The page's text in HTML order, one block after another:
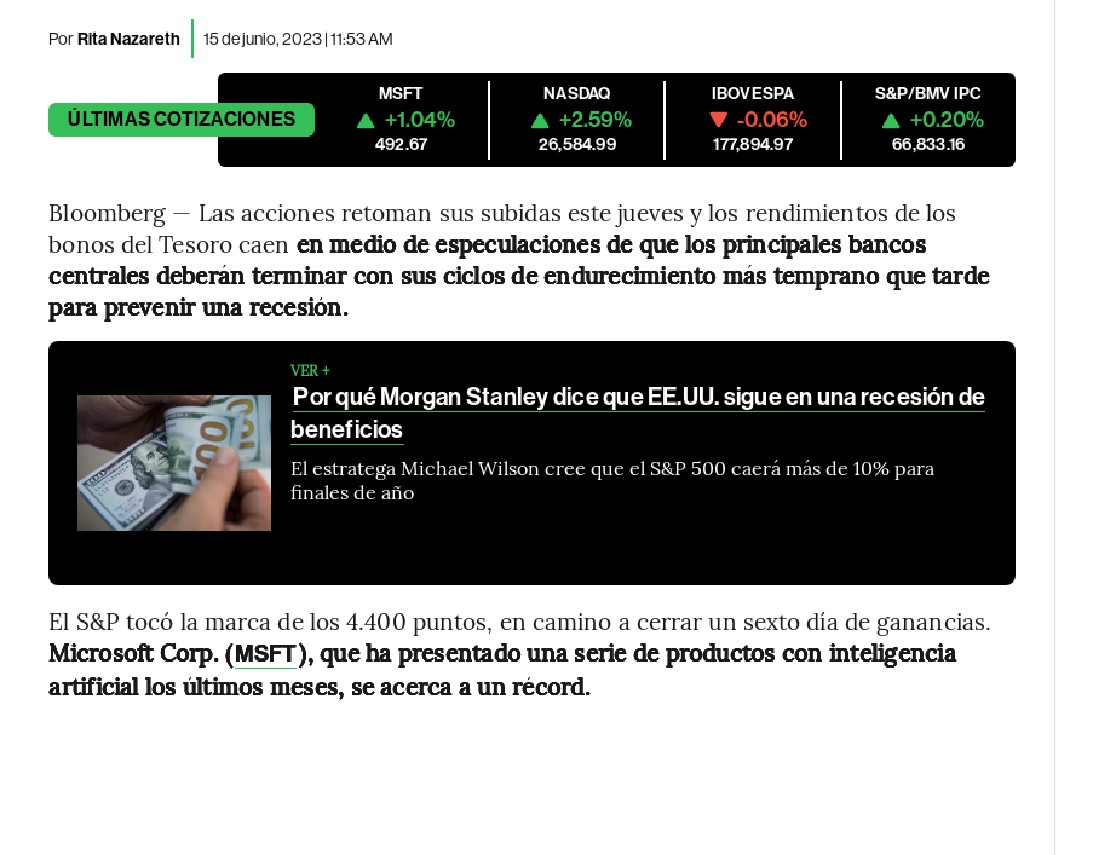
PorRita Nazareth 15 de junio, 2023 | 11:53 AM
ÚLTIMASCOTIZACIONES
MSFT
+1.04%
492.67
NASDAQ
+2.59%
26,584.99
IBOVESPA
-0.06%
177,894.97
S&P/BMV IPC
+0.20%
66,833.16
Bloomberg — Las acciones retoman sus subidas este jueves y los rendimientos de los
bonos del Tesoro caen en medio de especulaciones de que los principales bancos
centrales deberán terminar con sus ciclos de endurecimiento más temprano que tarde
para prevenir una recesión.
VER +
Por qué Morgan Stanley dice que EE.UU. sigue en una recesión de
beneficios
El estratega Michael Wilson cree que el S&P 500 caerá más de 10% para
finales de año
El S&P tocó la marca de los 4.400 puntos, en camino a cerrar un sexto día de ganancias.
Microsoft Corp. (MSFT), que ha presentado una serie de productos con inteligencia
artificial los últimos meses, se acerca a un récord.